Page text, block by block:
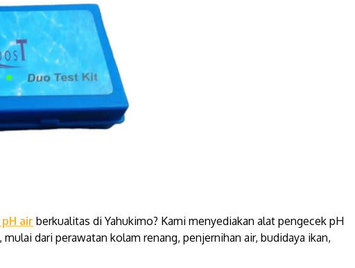
air berkualitas di Yahukimo? Kami menyediakan alat pengecek pH
dari perawatan kolam renang, penjernihan air, budidaya ikan,